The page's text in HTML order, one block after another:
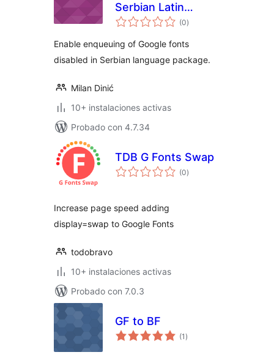
Serbian Latin
Google Fonts
(0total
de
)
Enable enqueuing of Google fonts
disabled in Serbian language package.
Milan Dinić
10+ instalaciones activas
Probado con 4.7.34
TDB G Fonts Swap
(0total
de
)
Increase page speed adding
display=swap to Google Fonts
todobravo
10+ instalaciones activas
Probado con 7.0.3
GF to BF
(1 total
de
)